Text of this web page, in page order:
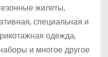
жилеты,
специальная и
одежда,
и многое другое